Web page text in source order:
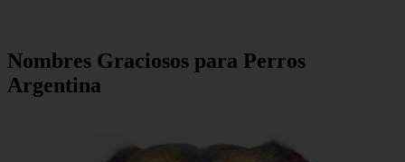
Nombres Graciosos para Perros
Argentina